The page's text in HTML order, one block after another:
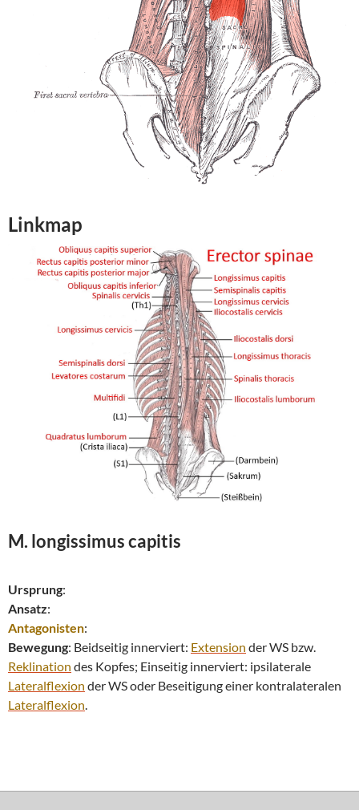
Linkmap
M. longissimuscapitis
Ursprung:
Ansatz:
Antagonisten:
Bewegung: Beidseitig innerviert: Extension der WS bzw.
Reklination des Kopfes; Einseitig innerviert: ipsilaterale
Lateralflexion der WS oder Beseitigung einer kontralateralen
Lateralflexion.